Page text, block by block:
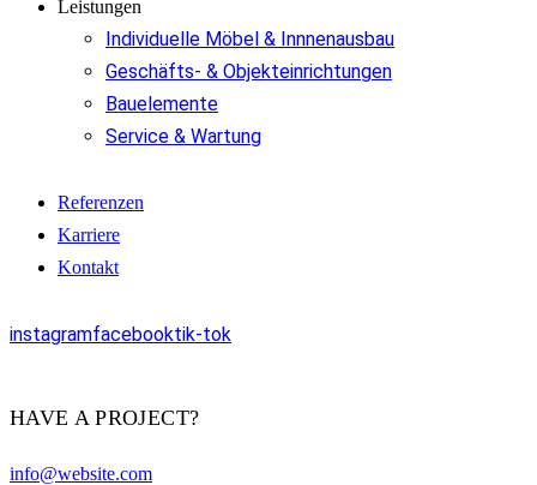
Leistungen
Individuelle Möbel & Innnenausbau
Geschäfts- & Objekteinrichtungen
Bauelemente
Service & Wartung
Referenzen
Karriere
Kontakt
instagramfacebooktik-tok
HAVE A PROJECT?
info@website.com